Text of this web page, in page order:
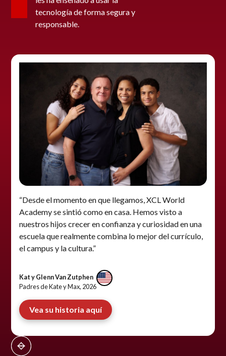
tecnología de forma segura y
responsable.
“Desde el momento en que llegamos, XCL World
Academy se sintió como en casa. Hemos visto a
nuestros hijos crecer en confianza y curiosidad en una
escuela que realmente combina lo mejor del currículo,
el campus y la cultura.”
Kat y Glenn Van Zutphen
Padres de Kate y Max, 2026
Vea su historia aquí